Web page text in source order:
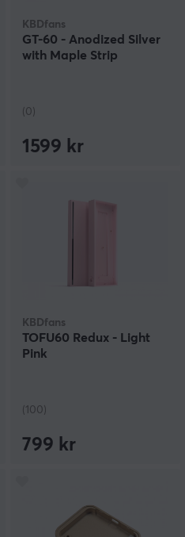
KBDfans
GT-60 - Anodized Silver
with Maple Strip
(0)
1599 kr
KBDfans
TOFU60 Redux - Light
Pink
(100)
799 kr